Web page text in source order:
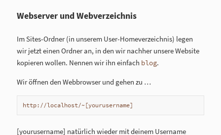
Webserver und Webverzeichnis
Im Sites-Ordner (in unserem User-Homeverzeichnis) legen
wir jetzt einen Ordner an, in den wir nachher unsere Website
kopieren wollen. Nennen wir ihn einfach blog.
Wir öffnen den Webbrowser und gehen zu …
http://localhost/~[yourusername]
[yourusername] natürlich wieder mit deinem Username